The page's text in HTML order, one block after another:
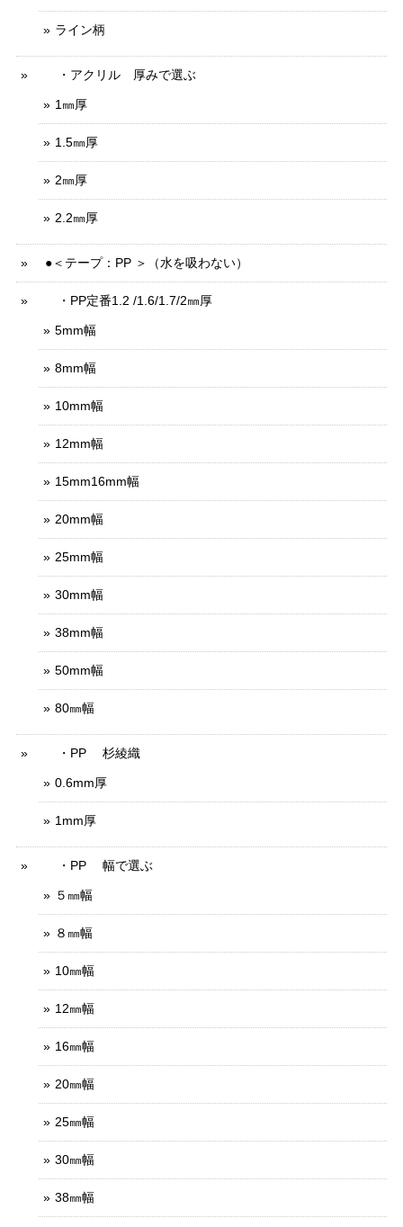
ライン柄
・アクリル 厚みで選ぶ
1㎜厚
1.5㎜厚
2㎜厚
2.2㎜厚
●＜テープ：PP ＞（水を吸わない）
・PP定番1.2 /1.6/1.7/2㎜厚
5mm幅
8mm幅
10mm幅
12mm幅
15mm16mm幅
20mm幅
25mm幅
30mm幅
38mm幅
50mm幅
80㎜幅
・PP 杉綾織
0.6mm厚
1mm厚
・PP 幅で選ぶ
５㎜幅
８㎜幅
10㎜幅
12㎜幅
16㎜幅
20㎜幅
25㎜幅
30㎜幅
38㎜幅